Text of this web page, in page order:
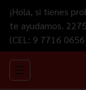
¡Hola, si tienes
te ayudamos.
(CEL: 9 7716
Abrir menu de